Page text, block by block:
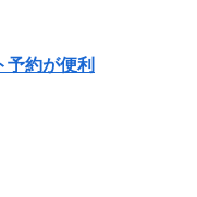
予約が便利